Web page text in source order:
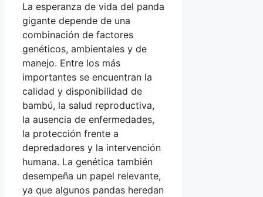
La esperanza de vida del panda
gigante depende de una
combinación de factores
genéticos, ambientales y de
manejo. Entre los más
importantes se encuentran la
calidad y disponibilidad de
bambú, la salud reproductiva,
la ausencia de enfermedades,
la protección frente a
depredadores y la intervención
humana. La genética también
desempeña un papel relevante,
ya que algunos pandas heredan